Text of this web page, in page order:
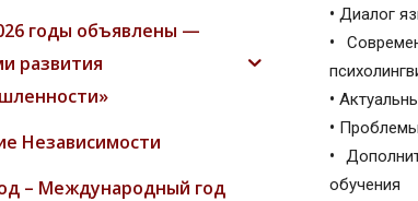
• Диалог
•
•
•
•
обучения
годы объявлены —
развития
Независимости
– Международный год